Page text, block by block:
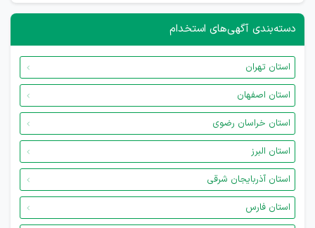
دسته‌بندی آگهی‌های استخدام
استان تهران
استان اصفهان
استان خراسان رضوی
استان البرز
استان آذربایجان شرقی
استان فارس